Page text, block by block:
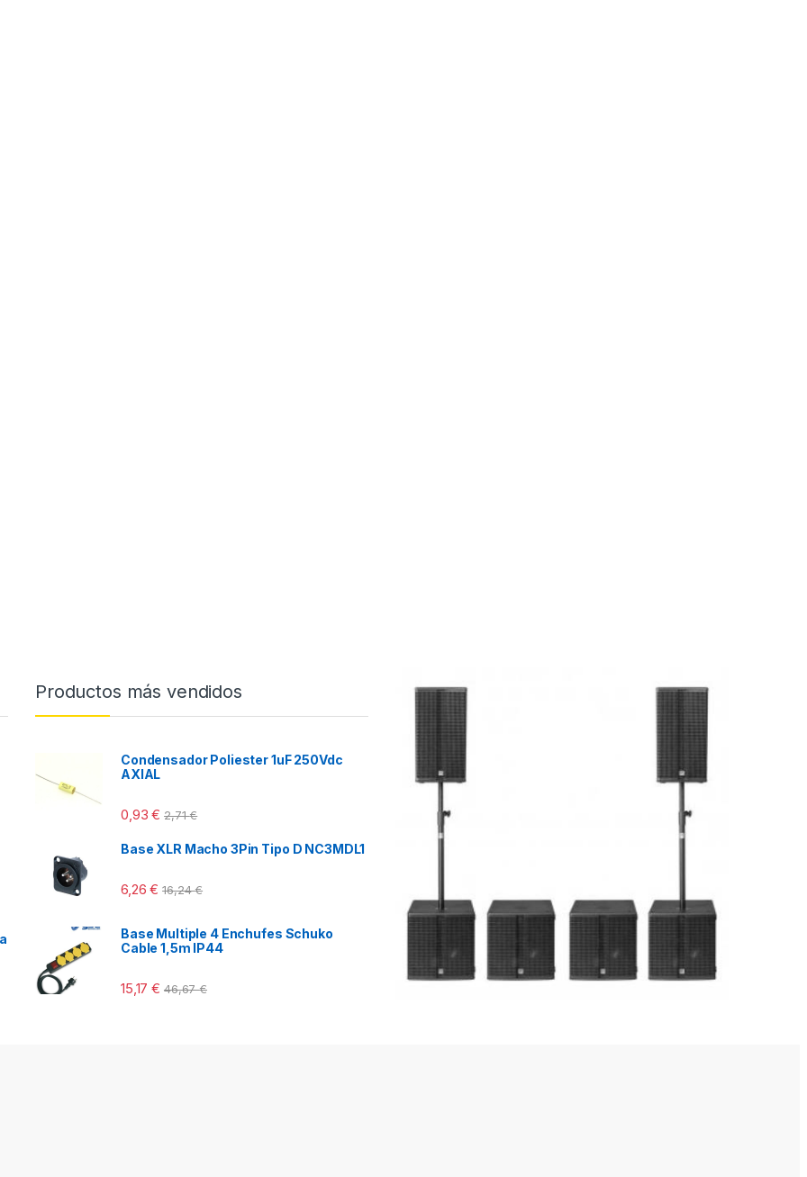
Productos más vendidos
Condensador Poliester 1uF 250Vdc
AXIAL
0,93€ 2,71€
Base XLR Macho 3Pin Tipo D NC3MDL1
6,26€ 16,24€
Base Multiple 4 Enchufes Schuko
Cable 1,5m IP44
15,17€ 46,67€